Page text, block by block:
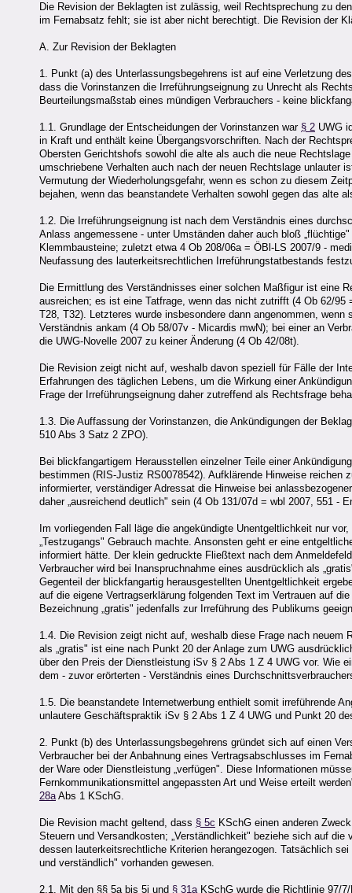
Die Revision der Beklagten ist zulässig, weil Rechtsprechung zu
im Fernabsatz fehlt; sie ist aber nicht berechtigt. Die Revision der
A. Zur Revision der Beklagten
1. Punkt (a) des Unterlassungsbegehrens ist auf eine Verletzung
dass die Vorinstanzen die Irreführungseignung zu Unrecht als
Beurteilungsmaßstab eines mündigen Verbrauchers - keine
1.1. Grundlage der Entscheidungen der Vorinstanzen war § 2 UWG
in Kraft und enthält keine Übergangsvorschriften. Nach der
Obersten Gerichtshofs sowohl die alte als auch die neue
umschriebene Verhalten auch nach der neuen Rechtslage unlauter
Vermutung der Wiederholungsgefahr, wenn es schon zu diesem
bejahen, wenn das beanstandete Verhalten sowohl gegen das alte
1.2. Die Irreführungseignung ist nach dem Verständnis eines
Anlass angemessene - unter Umständen daher auch bloß
Klemmbausteine; zuletzt etwa 4 Ob 208/06a = ÖBl-LS 2007/9 -
Neufassung des lauterkeitsrechtlichen Irreführungstatbestands
Die Ermittlung des Verständnisses einer solchen Maßfigur ist eine
ausreichen; es ist eine Tatfrage, wenn das nicht zutrifft (4 Ob 62/
T28, T32). Letzteres wurde insbesondere dann angenommen,
Verständnis ankam (4 Ob 58/07v - Micardis mwN); bei einer an
die UWG-Novelle 2007 zu keiner Änderung (4 Ob 42/08t).
Die Revision zeigt nicht auf, weshalb davon speziell für Fälle der
Erfahrungen des täglichen Lebens, um die Wirkung einer
Frage der Irreführungseignung daher zutreffend als Rechtsfrage
1.3. Die Auffassung der Vorinstanzen, die Ankündigungen der
510 Abs 3 Satz 2 ZPO).
Bei blickfangartigem Herausstellen einzelner Teile einer
bestimmen (RIS-Justiz RS0078542). Aufklärende Hinweise
informierter, verständiger Adressat die Hinweise bei
daher „ausreichend deutlich" sein (4 Ob 131/07d = wbl 2007, 551 -
Im vorliegenden Fall läge die angekündigte Unentgeltlichkeit nur
„Testzugangs" Gebrauch machte. Ansonsten geht er eine
informiert hätte. Der klein gedruckte Fließtext nach dem
Verbraucher wird bei Inanspruchnahme eines ausdrücklich als
Gegenteil der blickfangartig herausgestellten Unentgeltlichkeit
auf die eigene Vertragserklärung folgenden Text im Vertrauen auf
Bezeichnung „gratis" jedenfalls zur Irreführung des Publikums
1.4. Die Revision zeigt nicht auf, weshalb diese Frage nach
als „gratis" ist eine nach Punkt 20 der Anlage zum UWG
über den Preis der Dienstleistung iSv § 2 Abs 1 Z 4 UWG vor. Wie
dem - zuvor erörterten - Verständnis eines
1.5. Die beanstandete Internetwerbung enthielt somit irreführende
unlautere Geschäftspraktik iSv § 2 Abs 1 Z 4 UWG und Punkt 20
2. Punkt (b) des Unterlassungsbegehrens gründet sich auf einen
Verbraucher bei der Anbahnung eines Vertragsabschlusses im
der Ware oder Dienstleistung „verfügen". Diese Informationen
Fernkommunikationsmittel angepassten Art und Weise erteilt
28aAbs 1 KSchG.
Die Revision macht geltend, dass § 5c KSchG einen anderen
Steuern und Versandkosten; „Verständlichkeit" beziehe sich auf
dessen lauterkeitsrechtliche Kriterien herangezogen. Tatsächlich
und verständlich" vorhanden gewesen.
2.1. Mit den §§ 5a bis 5j und § 31aKSchG wurde die Richtlinie 97/